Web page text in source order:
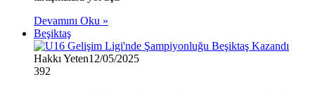
Devamını Oku »
Beşiktaş
Hakkı Yeten12/05/2025
392